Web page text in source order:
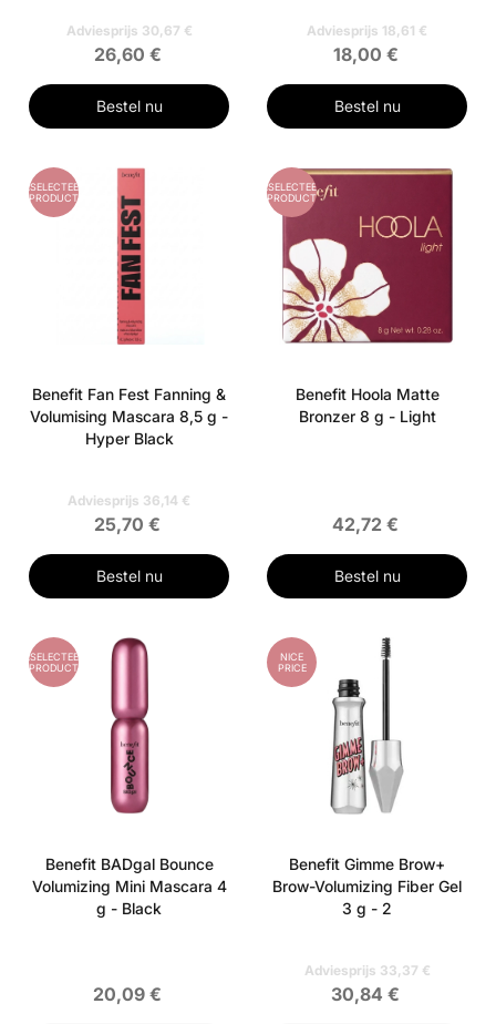
Adviesprijs 30,67 €
26,60 €
Bestel nu
Adviesprijs 18,61 €
18,00 €
Bestel nu
GESELECTEERD
PRODUCT
Benefit Fan Fest Fanning &
Volumising Mascara 8,5 g -
Hyper Black
Adviesprijs 36,14 €
25,70 €
Bestel nu
GESELECTEERD
PRODUCT
Benefit Hoola Matte
Bronzer 8 g - Light
42,72 €
Bestel nu
GESELECTEERD
PRODUCT
Benefit BADgal Bounce
Volumizing Mini Mascara 4
g - Black
20,09 €
NICE
PRICE
Benefit Gimme Brow+
Brow-Volumizing Fiber Gel
3 g - 2
Adviesprijs 33,37 €
30,84 €